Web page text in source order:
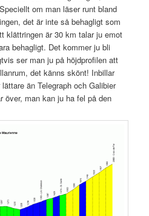
om man läser runt bland
det är inte så behagligt som
klättringen är 30 km talar ju emot
behagligt. Det kommer ju bli
ser man ju på höjdprofilen att
det känns skönt! Inbillar
än Telegraph och Galibier
över, man kan ju ha fel på den